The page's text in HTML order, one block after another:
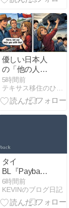
優しい日本人
の「他の人と
の距離感」
5時間前
タイ
BL『Payback』
感想｜復讐劇
より主演2人
のケミに夢中
6時間前
KEVINのブログ日記